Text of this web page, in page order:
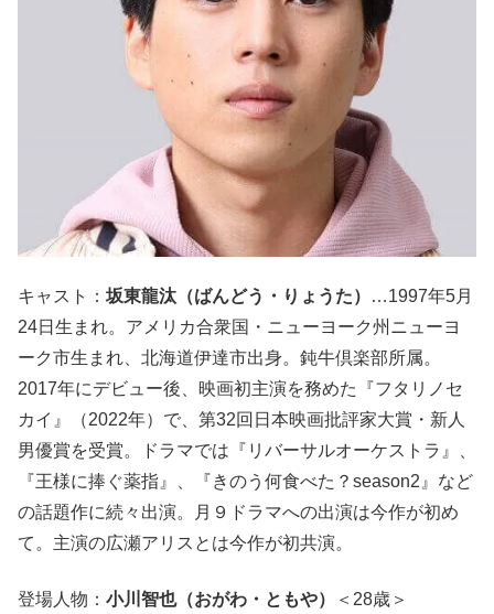
キャスト： 坂東龍汰（ばんどう・りょうた）
…1997年5月
24日生まれ。アメリカ合衆国・ニューヨーク州ニューヨ
ーク市生まれ、北海道伊達市出身。鈍牛倶楽部所属。
2017年にデビュー後、映画初主演を務めた『フタリノセ
カイ』（2022年）で、第32回日本映画批評家大賞・新人
男優賞を受賞。ドラマでは『リバーサルオーケストラ』、
『王様に捧ぐ薬指』、『きのう何食べた？season2』など
の話題作に続々出演。月９ドラマへの出演は今作が初め
て。主演の広瀬アリスとは今作が初共演。
登場人物： 小川智也（おがわ・ともや） ＜28歳＞